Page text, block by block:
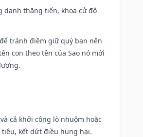
danh thăng tiến, khoa cử đỗ
tránh điềm giữ quý bạn nên
con theo tên của Sao nó mới
cả khởi công lò nhuộm hoặc
tiêu, kết dứt điều hung hại.